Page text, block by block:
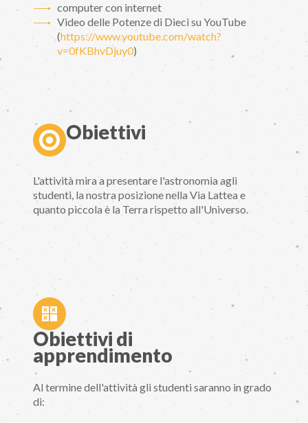
computer con internet
Video delle Potenze di Dieci su YouTube
(https://www.youtube.com/watch?
v=0fKBhvDjuy0)
Obiettivi
L'attività mira a presentare l'astronomia agli
studenti, la nostra posizione nella Via Lattea e
quanto piccola è la Terra rispetto all'Universo.
Obiettivi di
apprendimento
Al termine dell'attività gli studenti saranno in grado
di: